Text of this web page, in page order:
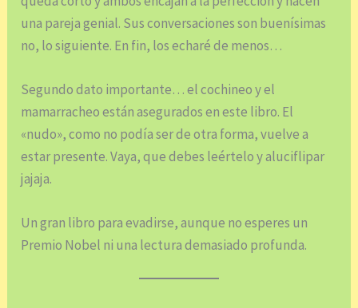
una pareja genial. Sus conversaciones son buenísimas
no, lo siguiente. En fin, los echaré de menos…
Segundo dato importante… el cochineo y el
mamarracheo están asegurados en este libro. El
«nudo», como no podía ser de otra forma, vuelve a
estar presente. Vaya, que debes leértelo y aluciflipar
jajaja.
Un gran libro para evadirse, aunque no esperes un
Premio Nobel ni una lectura demasiado profunda.